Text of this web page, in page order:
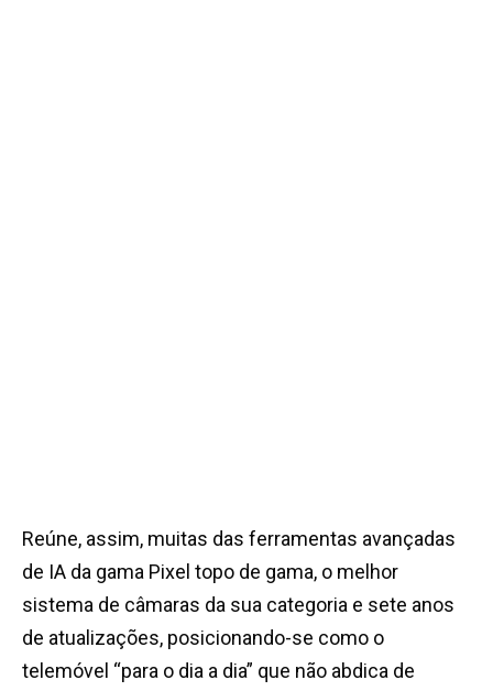
Reúne, assim, muitas das ferramentas avançadas
de IA da gama Pixel topo de gama, o melhor
sistema de câmaras da sua categoria e sete anos
de atualizações, posicionando-se como o
telemóvel “para o dia a dia” que não abdica de